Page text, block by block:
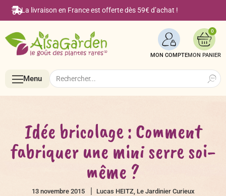
La livraison en France est offerte dès 59€ d’achat !
MON COMPTE
0
Menu
Accueil
Boutique en ligne
Search
for:
Idée bricolage : Comment
fabriquer une mini serre soi-
même ?
13 novembre 2015 Lucas HEITZ, Le Jardinier Curieux